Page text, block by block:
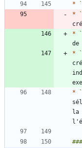
*
*
*
*
*
la